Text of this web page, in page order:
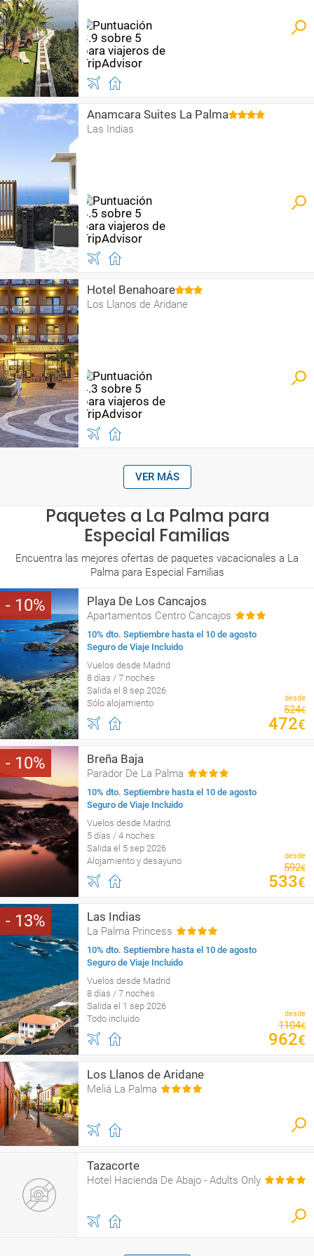
Anamcara Suites La Palma
Las Indias
Hotel Benahoare
Los Llanos de Aridane
VER MÁS
Paquetes a La Palma para
Especial Familias
Encuentra las mejores ofertas de paquetes vacacionales a La
Palma para Especial Familias
10 Playa De Los Cancajos
Apartamentos Centro Cancajos
10% dto. Septiembre hasta el 10 de agosto
Seguro de Viaje Incluido
Vuelos desde Madrid
8 días / 7 noches
Salida el 8 sep 2026
Sólo alojamiento
desde
524€
472€
10 Breña Baja
Parador De La Palma
10% dto. Septiembre hasta el 10 de agosto
Seguro de Viaje Incluido
Vuelos desde Madrid
5 días / 4 noches
Salida el 5 sep 2026
Alojamiento y desayuno
desde
592€
533€
13 Las Indias
La Palma Princess
10% dto. Septiembre hasta el 10 de agosto
Seguro de Viaje Incluido
Vuelos desde Madrid
8 días / 7 noches
Salida el 1 sep 2026
Todo incluido
desde
1104€
962€
Los Llanos de Aridane
Meliá La Palma
Tazacorte
Hotel Hacienda De Abajo - Adults Only